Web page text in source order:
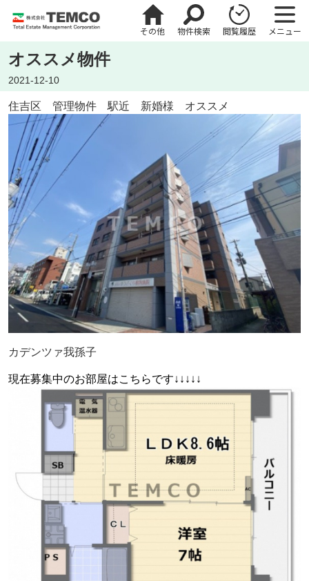
その他 物件検索 閲覧履歴 メニュー
オススメ物件
2021-12-10
住吉区 管理物件 駅近 新婚様 オススメ
カデンツァ我孫子
現在募集中のお部屋はこちらです↓↓↓↓↓